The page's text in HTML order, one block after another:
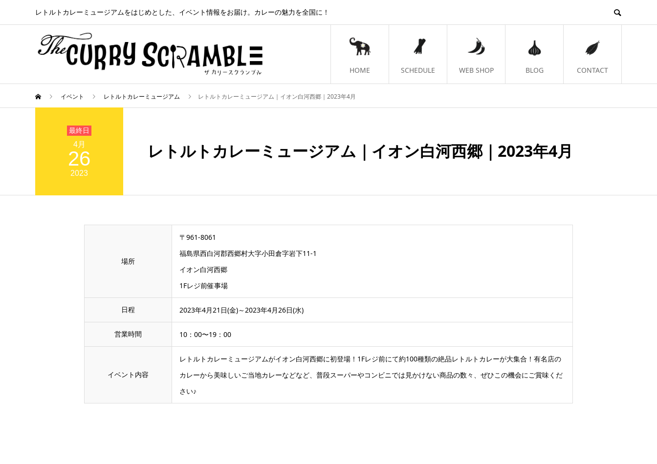
レトルトカレーミュージアムをはじめとした、イベント情報をお届け。カレーの魅力を全国に！
HOME SCHEDULE WEB SHOP BLOG CONTACT
イベント レトルトカレーミュージアム レトルトカレーミュージアム｜イオン白河西郷｜2023年4月
4月
26
2023
レトルトカレーミュージアム｜イオン白河西郷｜2023年4月
場所
〒961-8061
福島県西白河郡西郷村大字小田倉字岩下11-1
イオン白河西郷
1Fレジ前催事場
日程 2023年4月21日(金)～2023年4月26日(水)
営業時間 10：00〜19：00
イベント内容
レトルトカレーミュージアムがイオン白河西郷に初登場！1Fレジ前にて約100種類の絶品レトルトカレーが大集合！有名店の
カレーから美味しいご当地カレーなどなど、普段スーパーやコンビニでは見かけない商品の数々、ぜひこの機会にご賞味くだ
さい♪